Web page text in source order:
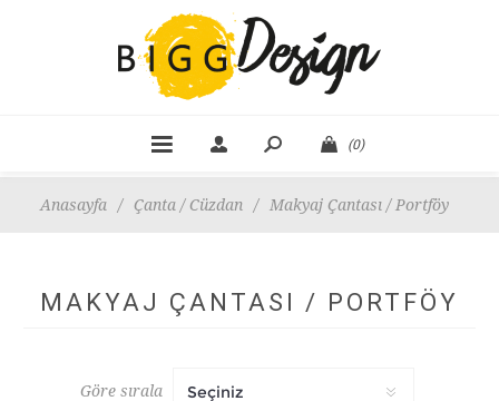
(0)
Anasayfa / Çanta / Cüzdan / Makyaj Çantası / Portföy
MAKYAJ ÇANTASI / PORTFÖY
Göre sırala